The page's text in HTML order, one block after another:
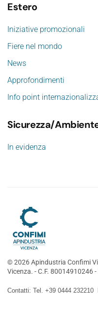
Estero
Iniziative promozionali
Fiere nel mondo
News
Approfondimenti
Info point
Sicurezza/
In evidenza
©2026Apindustria Confimi
Vicenza. - C.F. 80014910246 -
Contatti: Tel. +39 0444 232210